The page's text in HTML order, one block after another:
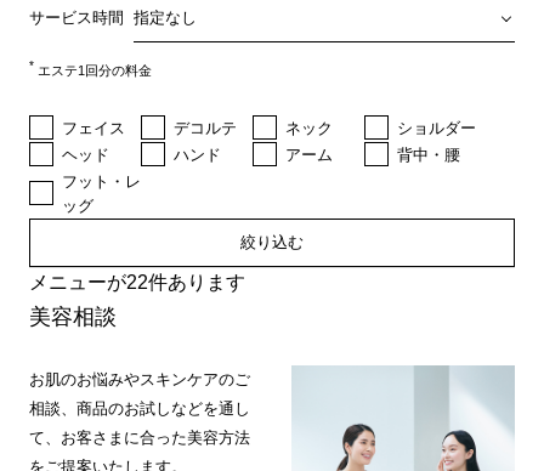
サービス時間
* エステ1回分の料金
フェイス デコルテ ネック
ショルダー
ヘッド
ハンド アーム
背中・腰
フット・レ
ッグ
絞り込む
メニューが22件あります
美容相談
お肌のお悩みやスキンケアのご
相談、商品のお試しなどを通し
て、お客さまに合った美容方法
をご提案いたします。